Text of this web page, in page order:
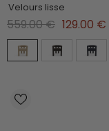
Velours lisse
559.00 € 129.00 €